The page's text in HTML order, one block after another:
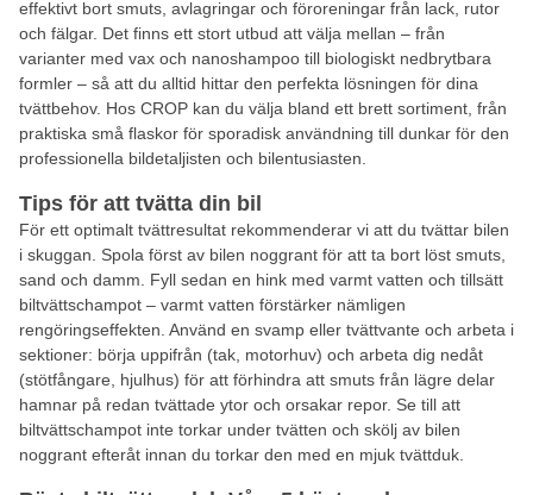
effektivt bort smuts, avlagringar och föroreningar från lack, rutor
och fälgar. Det finns ett stort utbud att välja mellan – från
varianter med vax och nanoshampoo till biologiskt nedbrytbara
formler – så att du alltid hittar den perfekta lösningen för dina
tvättbehov. Hos CROP kan du välja bland ett brett sortiment, från
praktiska små flaskor för sporadisk användning till dunkar för den
professionella bildetaljisten och bilentusiasten.
Tips för att tvätta din bil
För ett optimalt tvättresultat rekommenderar vi att du tvättar bilen
i skuggan. Spola först av bilen noggrant för att ta bort löst smuts,
sand och damm. Fyll sedan en hink med varmt vatten och tillsätt
biltvättschampot – varmt vatten förstärker nämligen
rengöringseffekten. Använd en svamp eller tvättvante och arbeta i
sektioner: börja uppifrån (tak, motorhuv) och arbeta dig nedåt
(stötfångare, hjulhus) för att förhindra att smuts från lägre delar
hamnar på redan tvättade ytor och orsakar repor. Se till att
biltvättschampot inte torkar under tvätten och skölj av bilen
noggrant efteråt innan du torkar den med en mjuk tvättduk.